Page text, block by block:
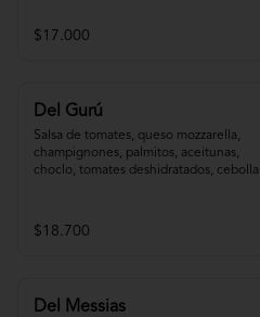
$17.000
Del Gurú
Salsa de tomates, queso mozzarella,
champignones, palmitos, aceitunas,
choclo, tomates deshidratados, cebolla
$18.700
Del Messias